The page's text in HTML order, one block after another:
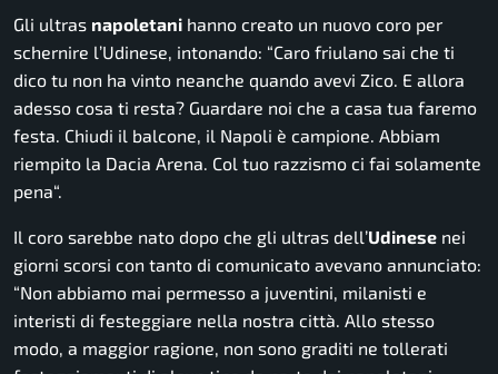
Gli ultras napoletani hanno creato un nuovo coro per
schernire l’Udinese, intonando: “Caro friulano sai che ti
dico tu non ha vinto neanche quando avevi Zico. E allora
adesso cosa ti resta? Guardare noi che a casa tua faremo
festa. Chiudi il balcone, il Napoli è campione. Abbiam
riempito la Dacia Arena. Col tuo razzismo ci fai solamente
pena“.
Il coro sarebbe nato dopo che gli ultras dell’Udinese nei
giorni scorsi con tanto di comunicato avevano annunciato:
“Non abbiamo mai permesso a juventini, milanisti e
interisti di festeggiare nella nostra città. Allo stesso
modo, a maggior ragione, non sono graditi ne tollerati